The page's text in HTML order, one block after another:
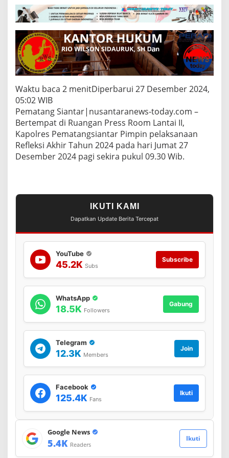
r
o
f
e
s
i
o
n
l
,
K
a
p
o
P
e
m
a
t
a
s
i
a
n
a
r
P
p
i
n
R
e
l
k
Waktu baca 2 menitDiperbarui 27 Desember 2024,
05:02 WIB
Pematang Siantar|nusantaranews-today.com –
Bertempat di Ruangan Press Room Lantai II,
Kapolres Pematangsiantar Pimpin pelaksanaan
Refleksi Akhir Tahun 2024 pada hari Jumat 27
Desember 2024 pagi sekira pukul 09.30 Wib.
IKUTI KAMI
Dapatkan Update Berita Tercepat
YouTube
45.2K Subs
Subscribe
WhatsApp
18.5K Followers
Gabung
Telegram
12.3K Members
Join
Facebook
125.4K Fans
Ikuti
Google News
5.4K Readers
Ikuti